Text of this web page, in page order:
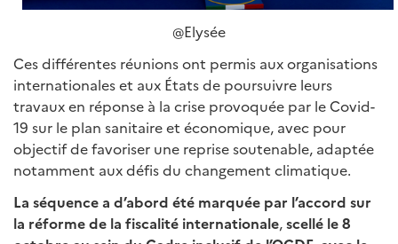
@Elysée
Ces différentes réunions ont permis aux organisations
internationales et aux États de poursuivre leurs
travaux en réponse à la crise provoquée par le Covid-
19 sur le plan sanitaire et économique, avec pour
objectif de favoriser une reprise soutenable, adaptée
notamment aux défis du changement climatique.
La séquence a d’abord été marquée par l’accord sur
la réforme de la fiscalité internationale,scellé le 8